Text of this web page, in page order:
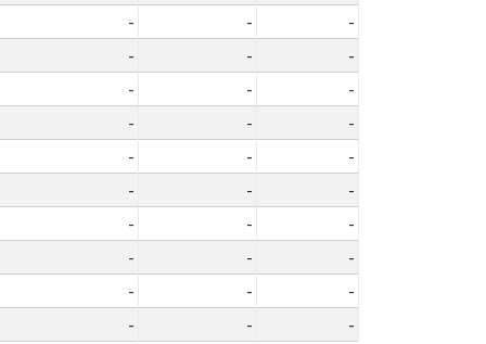
- -
-
- -
-
- -
-
- -
-
- -
-
- -
-
- -
-
- -
-
- -
-
- - -